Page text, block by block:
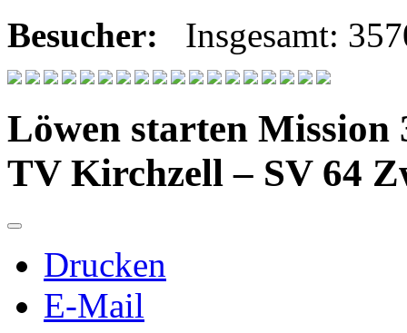
Besucher: Insgesamt:
Löwen starten Mission
TV Kirchzell – SV 64
Drucken
E-Mail